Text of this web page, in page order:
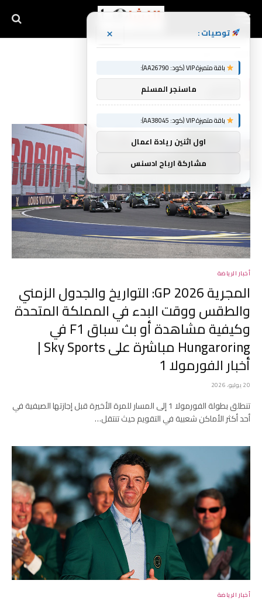
أخبار الرياضة
المجرية GP 2026: التواريخ والجدول الزمني
والطقس ووقت البدء في المملكة المتحدة
وكيفية مشاهدة أو بث سباق F1 في
Hungaroring مباشرة على Sky Sports |
أخبار الفورمولا 1
20 يوليو، 2026
تنطلق بطولة الفورمولا 1 إلى المسار للمرة الأخيرة قبل إجازتها الصيفية في
أحد أكثر الأماكن شعبية في التقويم حيث تنتقل…
أخبار الرياضة
توصيات : ×
باقة متميزة VIP (كود: AA26790):
ماسنجر المسلم
باقة متميزة VIP (كود: AA38045):
اول اثنين ريادة اعمال
مشاركة ارباح ادسنس